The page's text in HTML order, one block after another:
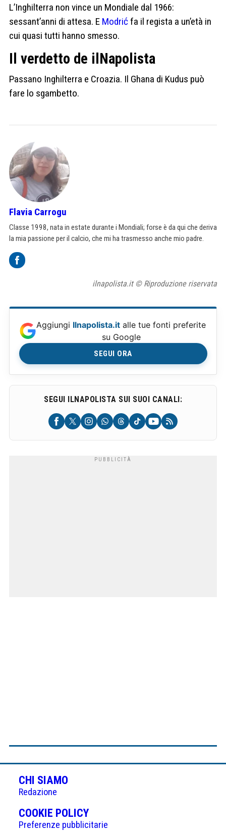
L’Inghilterra non vince un Mondiale dal 1966:
sessant’anni di attesa. E Modrić fa il regista a un’età in
cui quasi tutti hanno smesso.
Il verdetto de ilNapolista
Passano Inghilterra e Croazia. Il Ghana di Kudus può
fare lo sgambetto.
Flavia Carrogu
Classe 1998, nata in estate durante i Mondiali; forse è da qui che deriva
la mia passione per il calcio, che mi ha trasmesso anche mio padre.
ilnapolista.it © Riproduzione riservata
Aggiungi Ilnapolista.it alle tue fonti preferite
su Google
SEGUI ORA
SEGUI ILNAPOLISTA SUI SUOI CANALI:
CHI SIAMO
Redazione
COOKIE POLICY(APRE
IN
Preferenze pubblicitarie